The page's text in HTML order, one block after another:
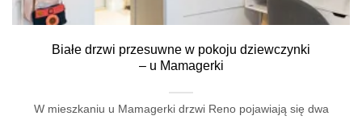
Białe drzwi przesuwne w pokoju dziewczynki
– u Mamagerki
W mieszkaniu u Mamagerki drzwi Reno pojawiają się dwa